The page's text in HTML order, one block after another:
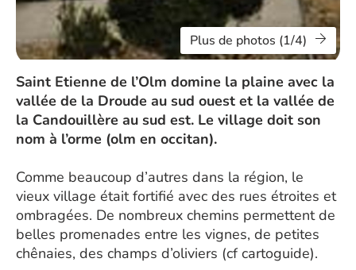
Plus de photos (1/4)
Saint Etienne de l’Olm domine la plaine avec la
vallée de la Droude au sud ouest et la vallée de
la Candouillère au sud est. Le village doit son
nom à l’orme (olm en occitan).
Comme beaucoup d’autres dans la région, le
vieux village était fortifié avec des rues étroites et
ombragées. De nombreux chemins permettent de
belles promenades entre les vignes, de petites
chênaies, des champs d’oliviers (cf cartoguide).